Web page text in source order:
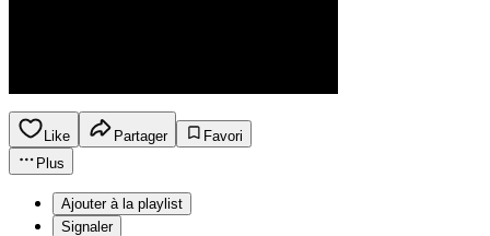
Like Partager
Favori
Plus
Ajouter à la playlist
Signaler